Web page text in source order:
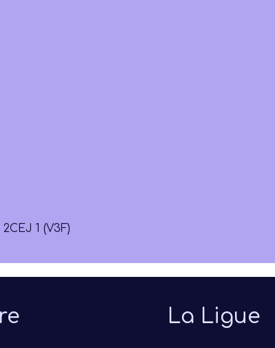
2CEJ 1 (V3F)
La Ligue